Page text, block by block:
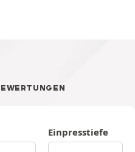
Einpresstiefe